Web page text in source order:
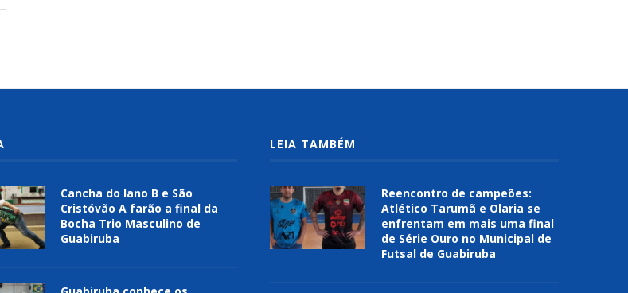
Cancha do Iano B e São
Cristóvão A farão a final da
Bocha Trio Masculino de
Guabiruba
LEIA TAMBÉM
Reencontro de campeões:
Atlético Tarumã e Olaria se
enfrentam em mais uma final
de Série Ouro no Municipal de
Futsal de Guabiruba